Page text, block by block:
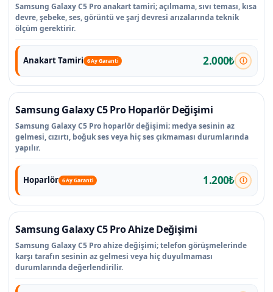
Samsung Galaxy C5 Pro anakart tamiri; açılmama, sıvı teması, kısa
devre, şebeke, ses, görüntü ve şarj devresi arızalarında teknik
ölçüm gerektirir.
Anakart Tamiri 6 Ay Garanti 2.000₺
Samsung Galaxy C5 Pro Hoparlör Değişimi
Samsung Galaxy C5 Pro hoparlör değişimi; medya sesinin az
gelmesi, cızırtı, boğuk ses veya hiç ses çıkmaması durumlarında
yapılır.
Hoparlör 6 Ay Garanti 1.200₺
Samsung Galaxy C5 Pro Ahize Değişimi
Samsung Galaxy C5 Pro ahize değişimi; telefon görüşmelerinde
karşı tarafın sesinin az gelmesi veya hiç duyulmaması
durumlarında değerlendirilir.